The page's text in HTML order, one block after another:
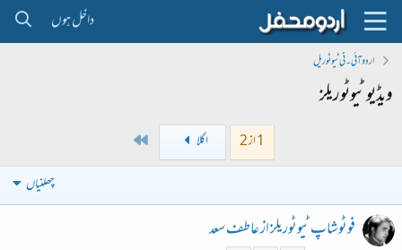
داخل ہوں
اردو آئی۔ٹی ٹیوٹوریل
ویڈیو ٹیوٹوریلز
1 از 2 اگلا
چھلنیاں
فوٹوشاپ ٹیوٹوریلز از عاطف سعد